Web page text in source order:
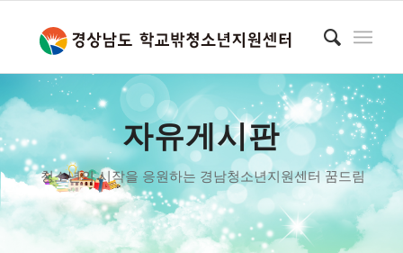
자유게시판
청소년의 시작을 응원하는 경남청소년지원센터 꿈드림